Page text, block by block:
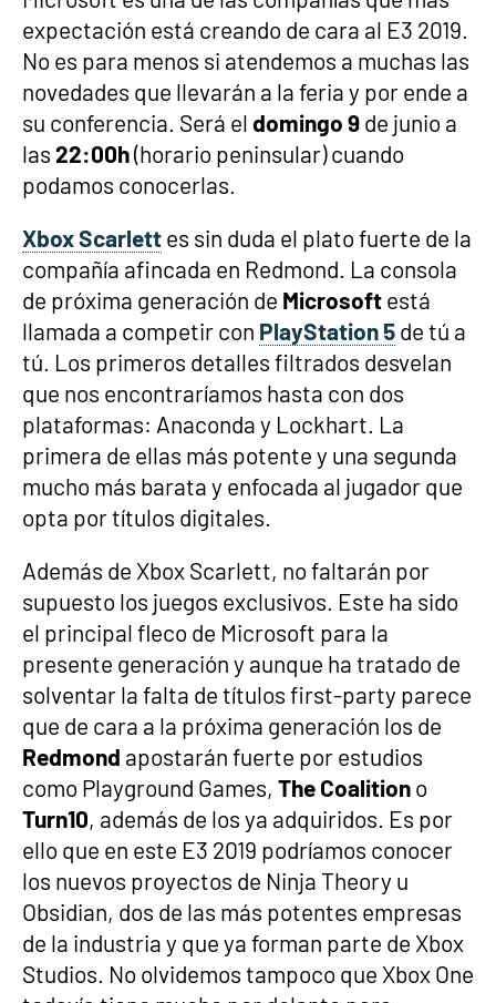
expectación está creando de cara al E3 2019.
No es para menos si atendemos a muchas las
novedades que llevarán a la feria y por ende a
su conferencia. Será el domingo 9 de junio a
las 22:00h(horario peninsular) cuando
podamos conocerlas.
Xbox Scarlett es sin duda el plato fuerte de la
compañía afincada en Redmond. La consola
de próxima generación de Microsoft está
llamada a competir con PlayStation 5 de tú a
tú. Los primeros detalles filtrados desvelan
que nos encontraríamos hasta con dos
plataformas: Anaconda y Lockhart. La
primera de ellas más potente y una segunda
mucho más barata y enfocada al jugador que
opta por títulos digitales.
Además de Xbox Scarlett, no faltarán por
supuesto los juegos exclusivos. Este ha sido
el principal fleco de Microsoft para la
presente generación y aunque ha tratado de
solventar la falta de títulos first-party parece
que de cara a la próxima generación los de
Redmond apostarán fuerte por estudios
como Playground Games, The Coalition o
Turn10, además de los ya adquiridos. Es por
ello que en este E3 2019 podríamos conocer
los nuevos proyectos de Ninja Theory u
Obsidian, dos de las más potentes empresas
de la industria y que ya forman parte de Xbox
Studios. No olvidemos tampoco que Xbox One